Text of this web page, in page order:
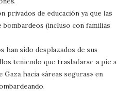
privados de educación ya que las
bombardeos (incluso con familias
han sido desplazados de sus
teniendo que trasladarse a pie a
hacia «áreas seguras» en